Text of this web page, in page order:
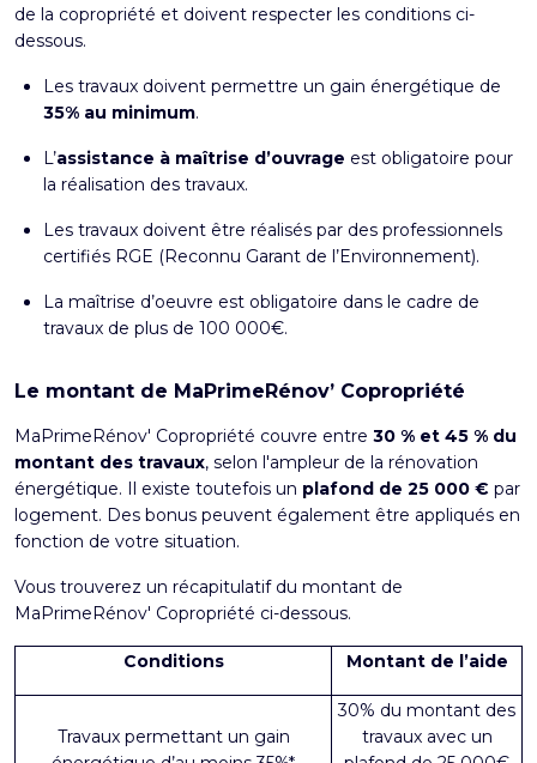
de la copropriété et doivent respecter les conditions ci-
dessous.
Les travaux doivent permettre un gain énergétique de
35% au minimum.
L’assistance à maîtrise d’ouvrage est obligatoire pour
la réalisation des travaux.
Les travaux doivent être réalisés par des professionnels
certifiés RGE (Reconnu Garant de l’Environnement).
La maîtrise d’oeuvre est obligatoire dans le cadre de
travaux de plus de 100 000€.
Le montant de MaPrimeRénov’ Copropriété
MaPrimeRénov' Copropriété couvre entre 30 % et 45 % du
montant des travaux, selon l'ampleur de la rénovation
énergétique. Il existe toutefois un plafond de 25 000 € par
logement. Des bonus peuvent également être appliqués en
fonction de votre situation.
Vous trouverez un récapitulatif du montant de
MaPrimeRénov' Copropriété ci-dessous.
Conditions Montant de l’aide
Travaux permettant un gain
30% du montant des
travaux avec un